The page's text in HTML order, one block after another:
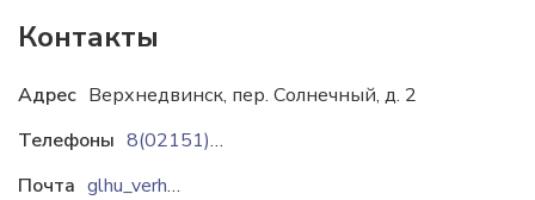
Контакты
Адрес Верхнедвинск, пер. Солнечный, д. 2
Телефоны
8(02151)6-33-64
Почта
glhu_verhnedvinsk@vitebsk.by